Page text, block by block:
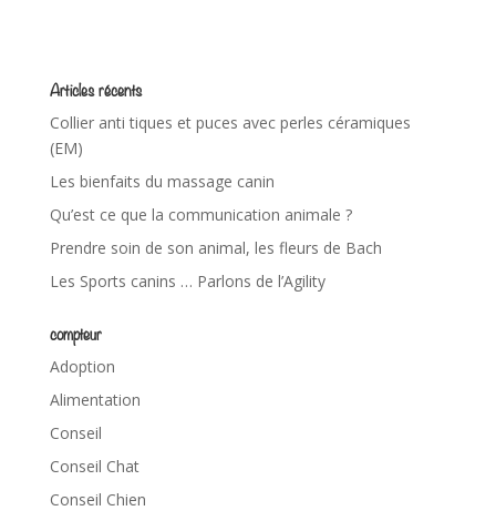
Articles récents
Collier anti tiques et puces avec perles céramiques
(EM)
Les bienfaits du massage canin
Qu’est ce que la communication animale ?
Prendre soin de son animal, les fleurs de Bach
Les Sports canins … Parlons de l’Agility
compteur
Adoption
Alimentation
Conseil
Conseil Chat
Conseil Chien